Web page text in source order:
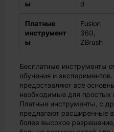
ы
d
Платные
инструмент
ы
Fusion
360,
ZBrush
Бесплатные инструменты
обучения и
предоставляют все
необходимые для простых
Платные инструменты, с
предлагают расширенные
более высокое